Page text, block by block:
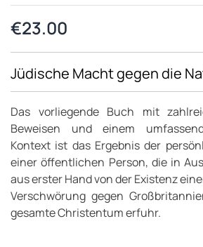
€23.00
Jüdische Macht gegen die
Das vorliegende Buch mit
Beweisen und einem
Kontext ist das Ergebnis der
einer öffentlichen Person, die in
aus erster Hand von der Existenz
Verschwörung gegen
gesamte Christentum erfuhr.